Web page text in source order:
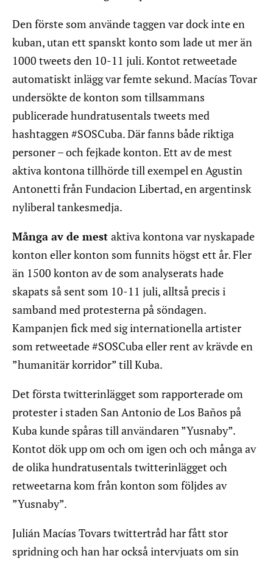
Den förste som använde taggen var dock inte en
kuban, utan ett spanskt konto som lade ut mer än
1000 tweets den 10-11 juli. Kontot retweetade
automatiskt inlägg var femte sekund. Macías Tovar
undersökte de konton som tillsammans
publicerade hundratusentals tweets med
hashtaggen #SOSCuba. Där fanns både riktiga
personer – och fejkade konton. Ett av de mest
aktiva kontona tillhörde till exempel en Agustin
Antonetti från Fundacion Libertad, en argentinsk
nyliberal tankesmedja.
Många av de mest aktiva kontona var nyskapade
konton eller konton som funnits högst ett år. Fler
än 1500 konton av de som analyserats hade
skapats så sent som 10-11 juli, alltså precis i
samband med protesterna på söndagen.
Kampanjen fick med sig internationella artister
som retweetade #SOSCuba eller rent av krävde en
”humanitär korridor” till Kuba.
Det första twitterinlägget som rapporterade om
protester i staden San Antonio de Los Baños på
Kuba kunde spåras till användaren ”Yusnaby”.
Kontot dök upp om och om igen och och många av
de olika hundratusentals twitterinlägget och
retweetarna kom från konton som följdes av
”Yusnaby”.
Julián Macías Tovars twittertråd har fått stor
spridning och han har också intervjuats om sin